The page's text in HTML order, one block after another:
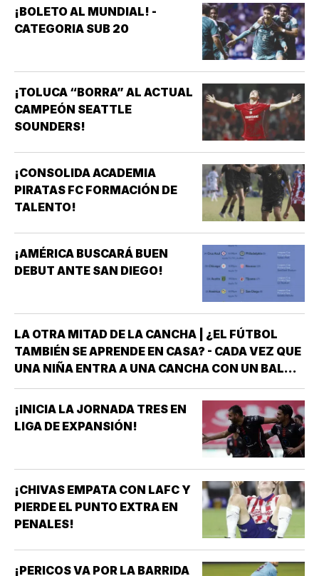
¡BOLETO AL MUNDIAL! -
CATEGORIA SUB 20
¡TOLUCA “BORRA” AL ACTUAL
CAMPEÓN SEATTLE
SOUNDERS!
¡CONSOLIDA ACADEMIA
PIRATAS FC FORMACIÓN DE
TALENTO!
¡AMÉRICA BUSCARÁ BUEN
DEBUT ANTE SAN DIEGO!
LA OTRA MITAD DE LA CANCHA | ¿EL FÚTBOL
TAMBIÉN SE APRENDE EN CASA? - CADA VEZ QUE
UNA NIÑA ENTRA A UNA CANCHA CON UN BALÓN
BAJO EL BRAZO, NO LLEGA SOLA *DETRÁS DE
ELLA SIEMPRE HAY ALGUIEN QUE LA LLEVÓ AL
ENTRENAMIENTO, QUE HIZO EL ESFUERZO…
¡INICIA LA JORNADA TRES EN
LIGA DE EXPANSIÓN!
¡CHIVAS EMPATA CON LAFC Y
PIERDE EL PUNTO EXTRA EN
PENALES!
¡PERICOS VA POR LA BARRIDA